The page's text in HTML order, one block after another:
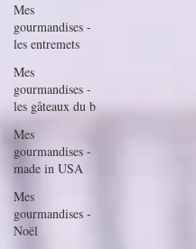
Mes
gourmandises -
les entremets
Mes
gourmandises -
les gâteaux du b
Mes
gourmandises -
made in USA
Mes
gourmandises -
Noël